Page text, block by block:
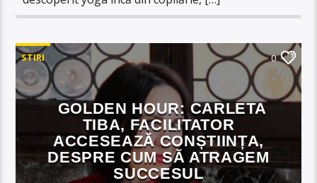
STIRI 0
GOLDEN HOUR: CARLETA
TIBA, FACILITATOR
ACCESEAZĂ CONȘTIINȚA,
DESPRE CUM SĂ ATRAGEM
SUCCESUL